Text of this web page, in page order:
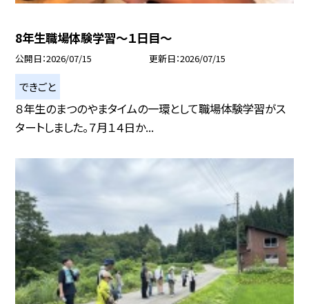
8年生職場体験学習～１日目～
公開日 2026/07/15 更新日 2026/07/15
できごと
８年生のまつのやまタイムの一環として職場体験学習がス
タートしました。７月１４日か...